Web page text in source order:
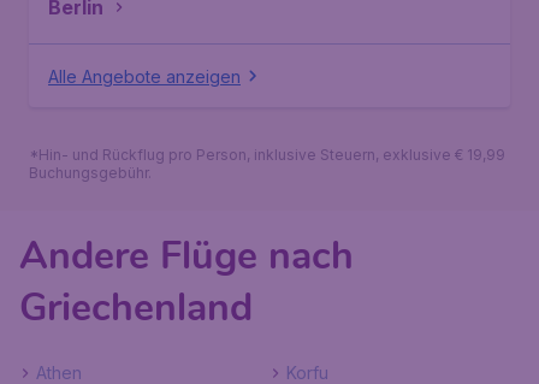
Berlin
Alle Angebote anzeigen
*Hin- und Rückflug pro Person, inklusive Steuern, exklusive € 19,99
Buchungsgebühr.
Andere Flüge nach
Griechenland
Athen
Korfu